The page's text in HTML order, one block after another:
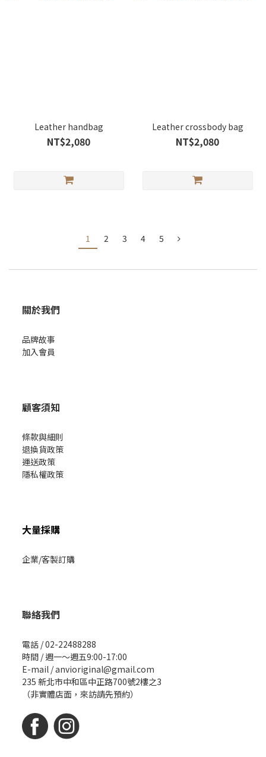
Leather handbag
NT$2,080
Leather crossbody bag
NT$2,080
1 2 3 4 5
關於我們
品牌故事
加入會員
顧客須知
條款與細則
退換貨政策
運送政策
隱私權政策
大量採購
企業/客製訂購
聯絡我們
電話 / 02-22488288
時間 / 週一～週五9:00-17:00
E-mail / anvioriginal@gmail.com
235 新北市中和區中正路700號2樓之3
（非實體店面，來訪請先預約）